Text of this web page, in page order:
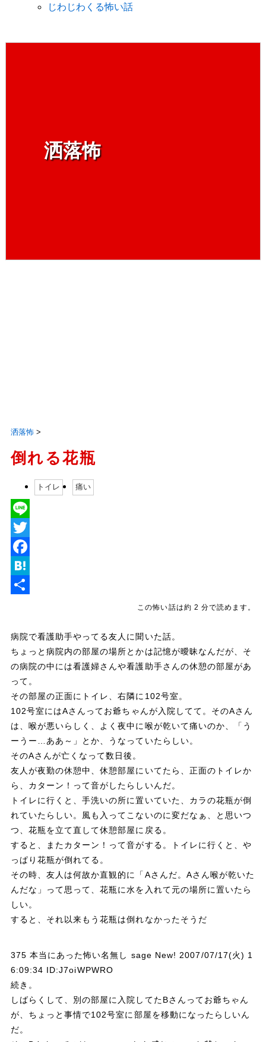
じわじわくる怖い話
洒落怖
洒落怖>
倒れる花瓶
トイレ 痛い
L
e
T
w
e
a
b
o
k
H
e
a
この怖い話は約 2 分で読めます。
病院で看護助手やってる友人に聞いた話。
ちょっと病院内の部屋の場所とかは記憶が曖昧なんだが、そ
の病院の中には看護婦さんや看護助手さんの休憩の部屋があ
って。
その部屋の正面にトイレ、右隣に102号室。
102号室にはAさんってお爺ちゃんが入院してて。そのAさん
は、喉が悪いらしく、よく夜中に喉が乾いて痛いのか、「う
ーうー…ああ～」とか、うなっていたらしい。
そのAさんが亡くなって数日後。
友人が夜勤の休憩中、休憩部屋にいてたら、正面のトイレか
ら、カターン！って音がしたらしいんだ。
トイレに行くと、手洗いの所に置いていた、カラの花瓶が倒
れていたらしい。風も入ってこないのに変だなぁ、と思いつ
つ、花瓶を立て直して休憩部屋に戻る。
すると、またカターン！って音がする。トイレに行くと、や
っぱり花瓶が倒れてる。
その時、友人は何故か直観的に「Aさんだ。Aさん喉が乾いた
んだな」って思って、花瓶に水を入れて元の場所に置いたら
しい。
すると、それ以来もう花瓶は倒れなかったそうだ
375 本当にあった怖い名無し sage New! 2007/07/17(火) 1
6:09:34 ID:J7oiWPWRO
続き。
しばらくして、別の部屋に入院してたBさんってお爺ちゃん
が、ちょっと事情で102号室に部屋を移動になったらしいん
だ。